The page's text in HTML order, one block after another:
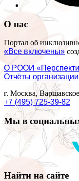
О нас
Портал об
«Все включены»
О РООИ
Отчёты организации
г. Москва,
+7 (495) 725-39-82
Мы в
Найти на сайте